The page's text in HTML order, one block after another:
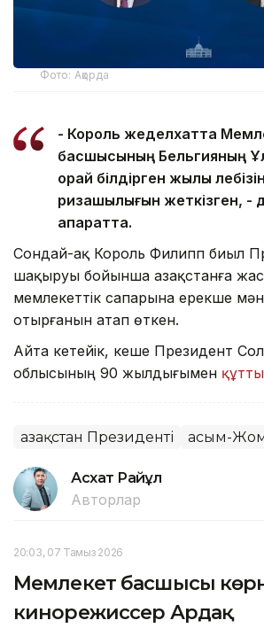
Фото: Ақорда
- Король жеделхатта
басшысының Бельгияның
орай білдірген жылы
ризашылығын жеткізген, -
ақпаратта.
Сондай-ақ Король Филипп биыл
шақыруы бойынша Қазақстанға
мемлекеттік сапарына ерекше мән
отырғанын атап өткен.
Айта кетейік, кеше Президент
облысының 90 жылдығымен
Қазақстан Президенті Қасым-
Асхат Райқұл
Авторлар
20:03, 07 Тамыз 2026
Мемлекет басшысы
кинорежиссер Ардақ